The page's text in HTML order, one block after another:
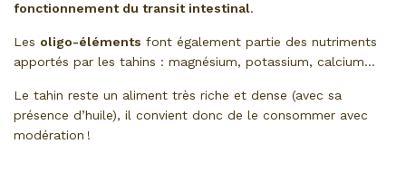
fonctionnement du transit intestinal.
Les oligo-éléments font également partie des nutriments
apportés par les tahins : magnésium, potassium, calcium…
Le tahin reste un aliment très riche et dense (avec sa
présence d’huile), il convient donc de le consommer avec
modération !